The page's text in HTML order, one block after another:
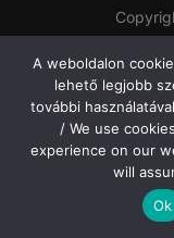
A weboldalon
lehető legjobb
további
/ We use
experience on our
will
Ok